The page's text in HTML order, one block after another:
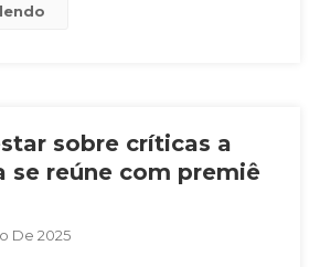
sobre críticas a
se reúne com premiê
De 2025